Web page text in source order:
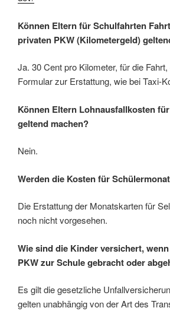
Können Eltern für Schulfahrten
privaten PKW (Kilometergeld)
Ja. 30 Cent pro Kilometer, für die
Formular zur Erstattung, wie bei Taxi-
Können Eltern Lohnausfallkosten
geltend machen?
Nein.
Werden die Kosten für
Die Erstattung der Monatskarten für
noch nicht vorgesehen.
Wie sind die Kinder versichert,
PKW zur Schule gebracht oder
Es gilt die gesetzliche
gelten unabhängig von der Art des